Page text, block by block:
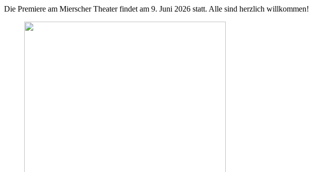
Die Premiere am Mierscher Theater findet am 9. Juni 2026 statt. Alle sind herzlich willkommen!